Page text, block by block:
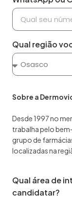
Qual região
Sobre a
Desde 1997 no
trabalha pelo
grupo de
localizadas na
Qual área de
candidatar?